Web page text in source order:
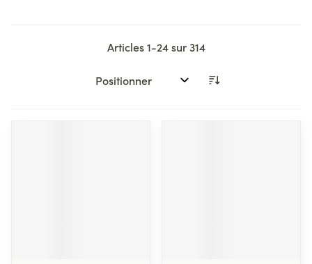
Articles1-24sur314
Trier par: